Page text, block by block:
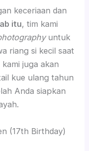
keceriaan dan
itu, tim kami
untuk
riang si kecil saat
kami juga akan
kue ulang tahun
Anda siapkan
(17th Birthday)